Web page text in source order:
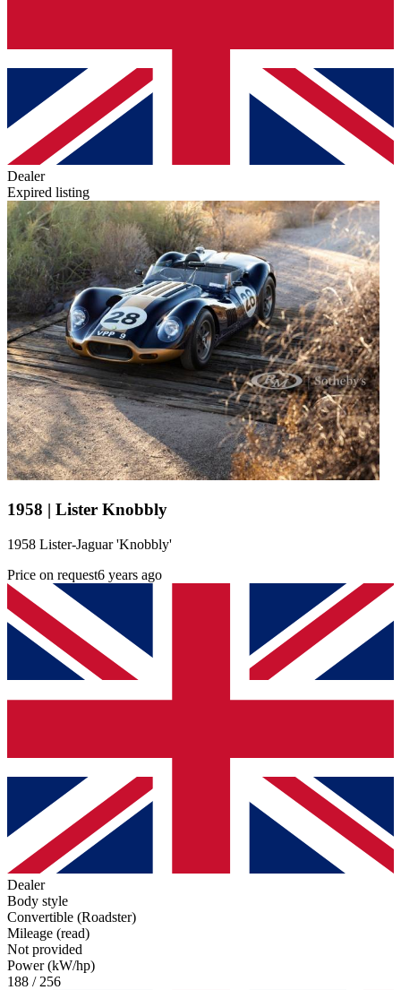
Dealer
Expired listing
1958 | Lister Knobbly
1958 Lister-Jaguar 'Knobbly'
Price on request6 years ago
Dealer
Body style
Convertible (Roadster)
Mileage (read)
Not provided
Power (kW/hp)
188 / 256